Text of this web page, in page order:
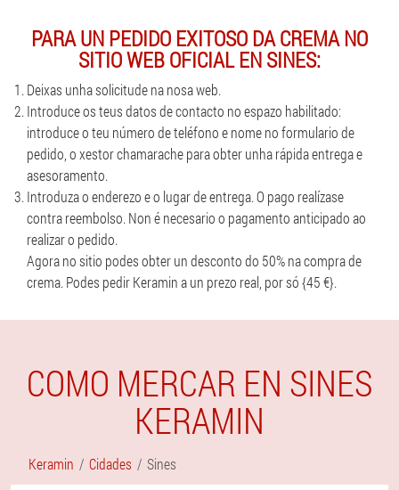
PARA UN PEDIDO EXITOSO DA CREMA NO
SITIO WEB OFICIAL EN SINES:
Deixas unha solicitude na nosa web.
Introduce os teus datos de contacto no espazo habilitado:
introduce o teu número de teléfono e nome no formulario de
pedido, o xestor chamarache para obter unha rápida entrega e
asesoramento.
Introduza o enderezo e o lugar de entrega. O pago realízase
contra reembolso. Non é necesario o pagamento anticipado ao
realizar o pedido.
Agora no sitio podes obter un desconto do 50% na compra de
crema. Podes pedir Keramin a un prezo real, por só {45 €}.
COMO MERCAR EN SINES
KERAMIN
Keramin Cidades Sines